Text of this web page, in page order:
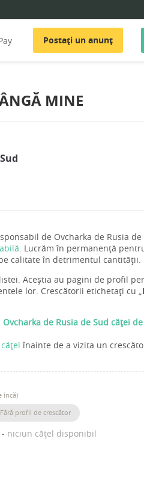
Postați un anunț
MINE
de Ovcharka de Rusia
. Lucrăm în permanență
calitate în detrimentul cantității.
Aceștia au pagini de profil
lor. Crescătorii etichetați cu „
Ovcharka de Rusia de Sud căței
înainte de a vizita un
încă)
Fără profil de crescător
- niciun cățel disponibil